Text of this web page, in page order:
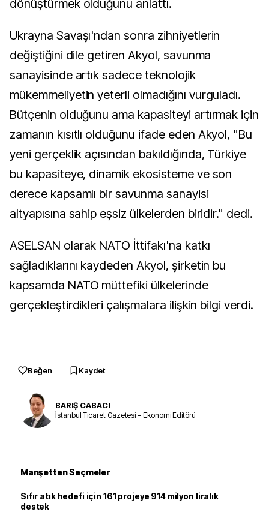
dönüştürmek olduğunu anlattı.
Ukrayna Savaşı'ndan sonra zihniyetlerin
değiştiğini dile getiren Akyol, savunma
sanayisinde artık sadece teknolojik
mükemmeliyetin yeterli olmadığını vurguladı.
Bütçenin olduğunu ama kapasiteyi artırmak için
zamanın kısıtlı olduğunu ifade eden Akyol, "Bu
yeni gerçeklik açısından bakıldığında, Türkiye
bu kapasiteye, dinamik ekosisteme ve son
derece kapsamlı bir savunma sanayisi
altyapısına sahip eşsiz ülkelerden biridir." dedi.
ASELSAN olarak NATO İttifakı'na katkı
sağladıklarını kaydeden Akyol, şirketin bu
kapsamda NATO müttefiki ülkelerinde
gerçekleştirdikleri çalışmalara ilişkin bilgi verdi.
Beğen Kaydet
BARIŞ CABACI
İstanbul Ticaret Gazetesi – Ekonomi Editörü
Manşetten Seçmeler
Sıfır atık hedefi için 161 projeye 914 milyon liralık
destek